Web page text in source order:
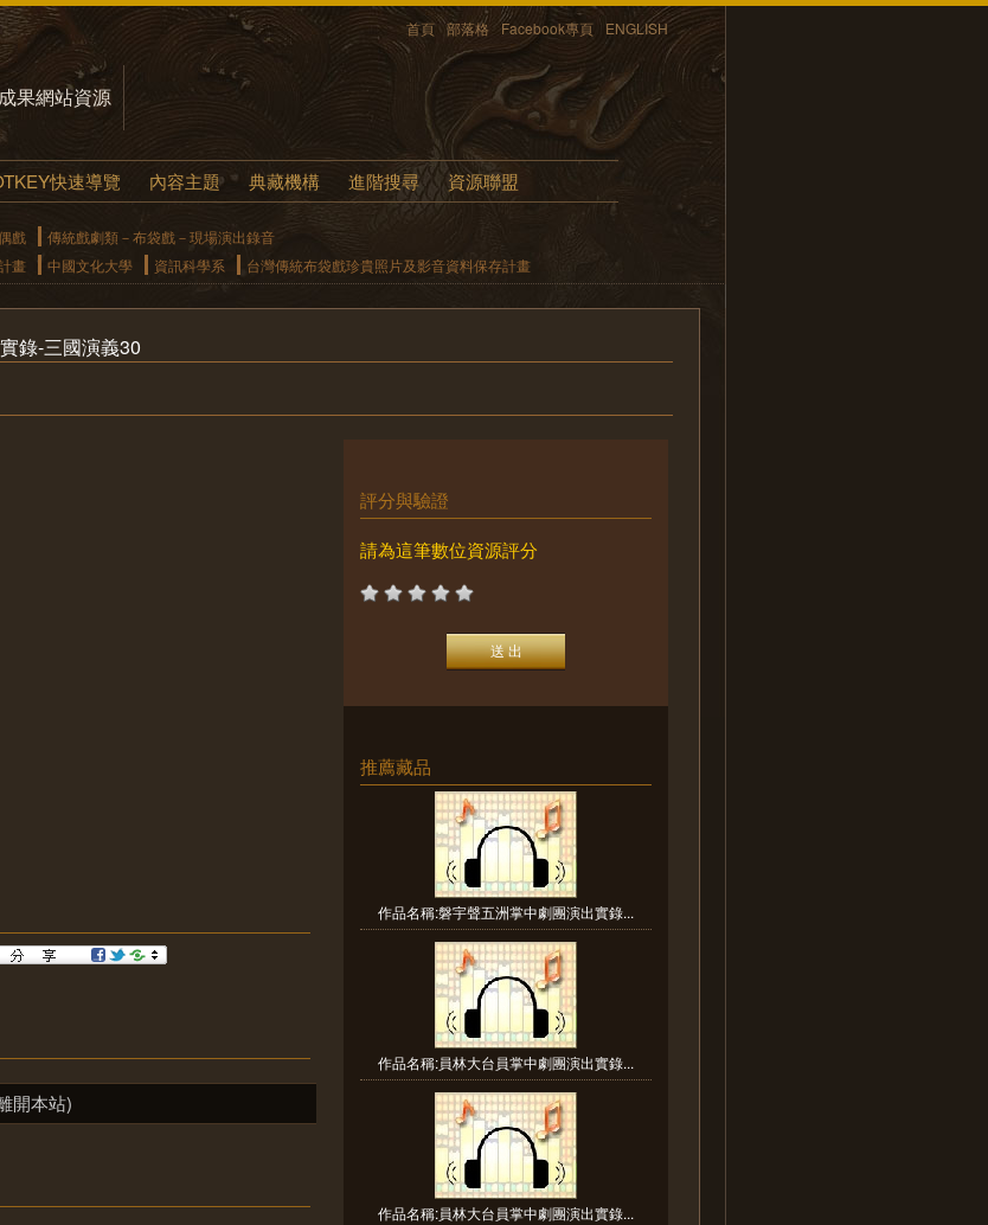
首頁 部落格 Facebook專頁 ENGLISH
成果網站資源
快速導覽 內容主題 典藏機構 進階搜尋 資源聯盟
戲
傳統戲劇類－布袋戲－現場演出錄音
畫 中國文化大學 資訊科學系 台灣傳統布袋戲珍貴照片及影音資料保存計畫
錄-三國演義30
開本站)
評分與驗證
請為這筆數位資源評分
推薦藏品
作品名稱:磐宇聲五洲掌中劇團演出實錄...
作品名稱:員林大台員掌中劇團演出實錄...
作品名稱:員林大台員掌中劇團演出實錄...